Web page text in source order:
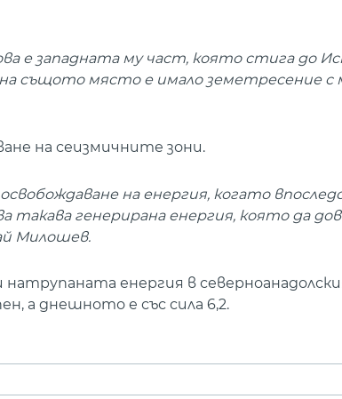
е западната му част, която стига до
на същото място е имало земетресение
на сеизмичните зони.
на енергия, когато
генерирана енергия, която да
Милошев.
енергия в
а днешното е със сила 6,2.